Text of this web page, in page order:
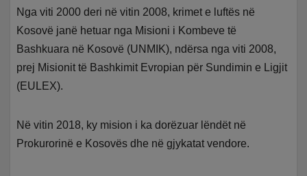
Nga viti 2000 deri në vitin 2008, krimet e luftës në
Kosovë janë hetuar nga Misioni i Kombeve të
Bashkuara në Kosovë (UNMIK), ndërsa nga viti 2008,
prej Misionit të Bashkimit Evropian për Sundimin e Ligjit
(EULEX).
Në vitin 2018, ky mision i ka dorëzuar lëndët në
Prokurorinë e Kosovës dhe në gjykatat vendore.